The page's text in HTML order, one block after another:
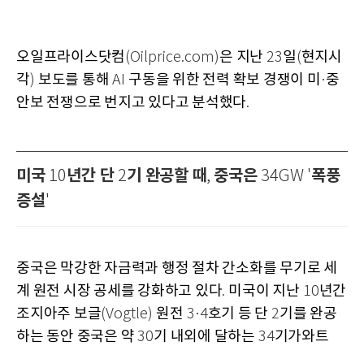
오일프라이스닷컴 (Oilprice.com)은 지난 23일 (현지시
각) 보도를 통해 AI 구동을 위한 전력 확보 경쟁이 미 ·중
안보 전쟁으로 번지고 있다고 분석했다.
미국 10년간 단 2기 완공할 때, 중국은 34GW '폭풍
증설'
중국은 막강한 자금력과 행정 절차 간소화를 무기로 세
계 원전 시장 공세를 강화하고 있다. 미국이 지난 10년간
조지아주 보글(Vogtle)원전 3·4호기 등 단 2기를 완공
하는 동안 중국은 약 30기 내외에 달하는 34기가와트